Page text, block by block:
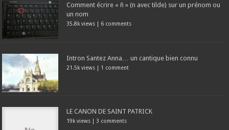
Comment écrire « ñ » (n avec tilde) sur un prénom ou
un nom
35.8k views | 6 comments
Intron Santez Anna… un cantique bien connu
21.5k views | 1 comment
LE CANON DE SAINT PATRICK
19k views | 3 comments